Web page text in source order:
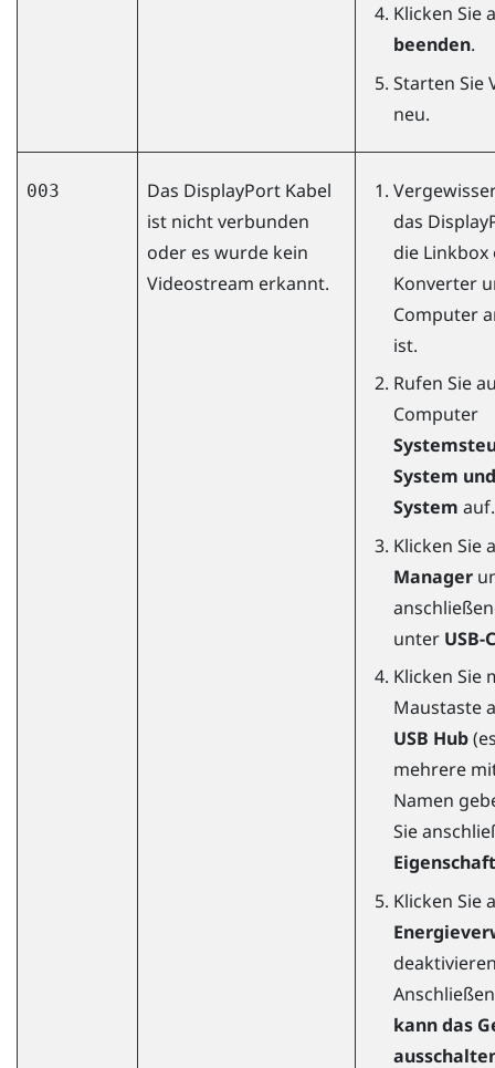
Klicken Sie
beenden.
Starten Sie
neu.
003 Das DisplayPort Kabel
ist nicht verbunden
oder es wurde kein
Videostream erkannt.
das
die
Konverter
Computer
ist.
Rufen Sie
Computer
System
System auf.
Klicken Sie
Manager
unter
Klicken Sie
Maustaste
USB Hub
mehrere
Namen
Sie
Klicken Sie
kann das